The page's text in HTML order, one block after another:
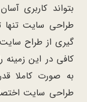
بتواند کاربری
طراحی سایت
گیری از طراح
کافی در این زمینه
به صورت کاملا
طراحی سایت